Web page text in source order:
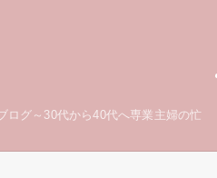
ログ～30代から40代へ専業主婦の忙